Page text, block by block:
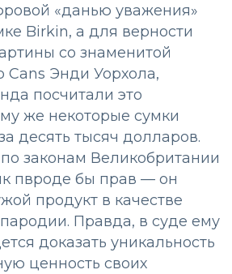
«данью уважения»
Birkin, а для верности
со знаменитой
Cans Энди Уорхола,
посчитали это
же некоторые сумки
десять тысяч долларов.
законам Великобритании
пвроде бы прав — он
продукт в качестве
Правда, в суде ему
доказать уникальность
ценность своих